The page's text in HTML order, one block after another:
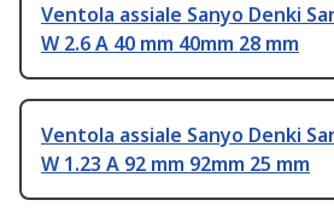
Ventola assiale Sanyo Denki
W 2.6 A 40 mm 40mm 28 mm
Ventola assiale Sanyo Denki
W 1.23 A 92 mm 92mm 25 mm